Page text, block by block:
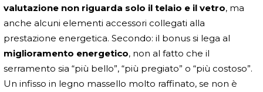
valutazione non riguarda solo il telaio e il vetro, ma
anche alcuni elementi accessori collegati alla
prestazione energetica. Secondo: il bonus si lega al
miglioramento energetico, non al fatto che il
serramento sia “più bello”, “più pregiato” o “più costoso”.
Un infisso in legno massello molto raffinato, se non è